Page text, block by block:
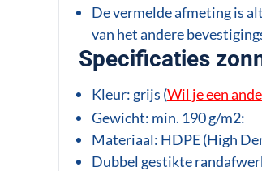
De vermelde afmeting is
van het andere
Specificaties
Kleur: grijs (Wil je een
Gewicht: min. 190 g/m2:
Materiaal: HDPE (High
Dubbel gestikte